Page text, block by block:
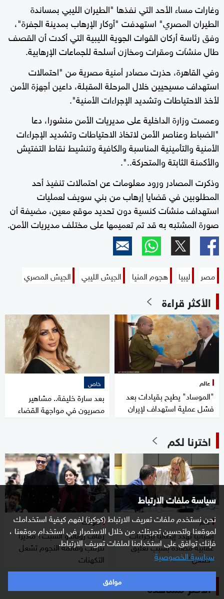
سياسة ملفات الارتباط
نحن نستخدم ملفات تعريف الارتباط (كوكيز) لفهم كيفية استخدامك
لموقعنا ولتحسين تجربتك. من خلال الاستمرار في استخدام موقعنا ،
فإنك توافق على استخدامنا لملفات تعريف الارتباط.
سياسية الخصوصية
موافق
وغارات مساء الأحد التي نفذها "الطيران الليبي بمساندة
الطيران المصري" استهدفت "أوكار الإرهاب بمدينة الجفرة"،
وفق رئاسة أركان القوات الجوية الليبية التي أكدت أن القصف
طال منشآت ومقرات ومخازن أسلحة للجماعات الإرهابية.
وفي القاهرة، حذرت مصادر أمنية مصرية من "احتمالات
استهداف مسيحيين خلال المرحلة المقبلة، داعين أجهزة الأمن
لأخذ الاحتياطات وتشديد الإجراءات الأمنية".
وعممت وزارة الداخلية على مديريات الأمن منشورا، دعا
"الضباط وعناصر الأمن لاتخاذ الاحتياطات وتشديد الإجراءات
الأمنية والتأمينية المناسبة والكافية وتنشيط نقاط التفتيش
والأكمنة الثابتة والمتحركة..".
وذكرت المصادر ورود معلومات عن احتمالات تنفيذ أحد
المطلوبين في قضايا إرهاب من بني سويف لعمليات
استهداف منشآت كنسية دون تحديد موقع معين، مضيفة أن
صورة المشتبه به قد تم تعميمها على مختلف مديريات الأمن.
مصر ليبيا هجوم المنيا الجيش الليبي الجيش المصري
الأكثر قراءة
عالم
"الموساد" يطيح بقيادات بعد
فشل عملية استهداف لإيران
خاص
بعد سارة خليفة.. مشاهير
مصريون في مواجهة القضاء
اخترنا لكم
عالم
إسبانيا تهدد إيطاليا بإجراءات
عقابية مضادة بسبب تعليق
"شنغن"
منوعات
زفاف رونالدو السبت؟ ماديرا
تترقب وقائمة النجوم تشعل
التكهنات
الأكثر مشاهدة